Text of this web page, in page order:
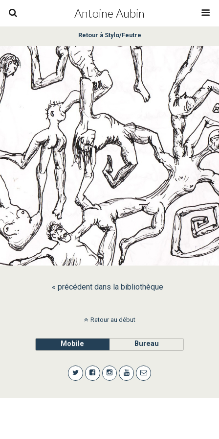
Antoine Aubin
Retour à Stylo/Feutre
« précédent dans la bibliothèque
Retour au début
Mobile Bureau